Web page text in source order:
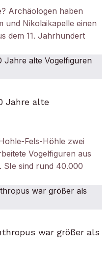
Archäologen haben
und Nikolaikapelle einen
dem 11. Jahrhundert
Jahre alte
Fels-Höhle zwei
Vogelfiguren aus
SIe sind rund 40.000
war größer als